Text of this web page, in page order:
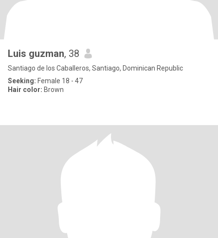
Luis guzman, 38
Santiago de los Caballeros, Santiago, Dominican Republic
Seeking: Female 18 - 47
Hair color: Brown